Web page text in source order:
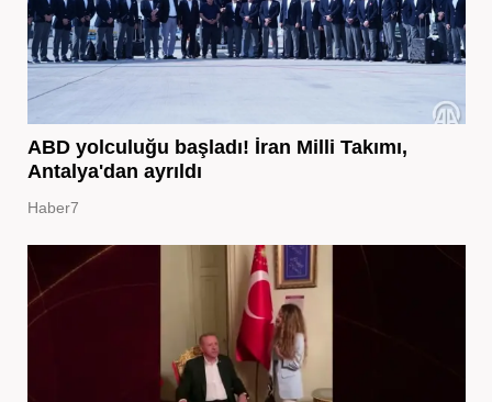
ABD yolculuğu başladı! İran Milli Takımı,
Antalya'dan ayrıldı
Haber7